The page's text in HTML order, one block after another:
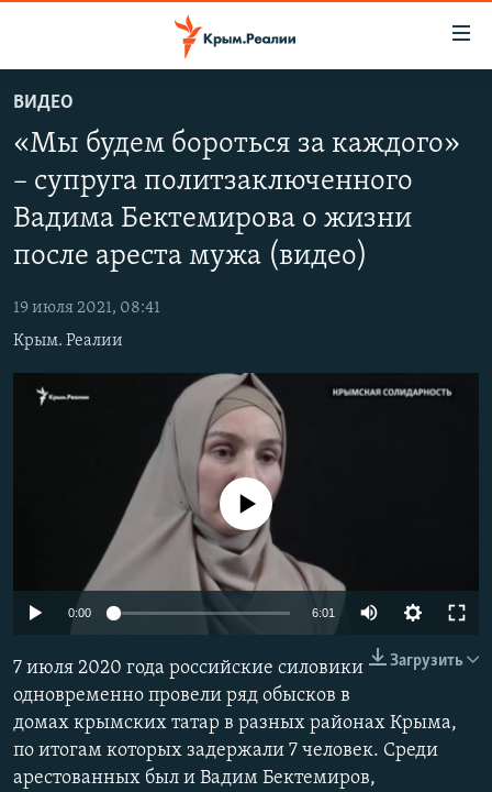
основному
содержанию
Вернутся
главной
Вернутся
НОВОСТИ
СПЕЦПРОЕКТЫ
ГРУЗ 200
КАРТА ВОЕННЫХ ОБЪЕКТОВ КРЫМА
11 ЛЕТ ОККУПАЦИИ КРЫМА. 11 ИСТОРИЙ СОПРОТИВЛЕНИЯ
ВОДА
ИСТОРИЯ
ИНТЕРАКТИВ
ТЕЛЕПРОЕКТ КРЫМ.РЕАЛИИ
СОВЕТЫ ПРАВОЗАЩИТНИКОВ
ПРОПАВШИЕ БЕЗ ВЕСТИ
ПОБЕДИТЕЛЕЙ НЕ СУДЯТ?
КРЫМ.НЕПОКОРЕННЫЙ
ELIFBE
УКРАИНСКАЯ ПРОБЛЕМА КРЫМА
РАДІО СВОБОДА
КАК ОБОЙТИ БЛОКИРОВКУ
Українською
ПРИСОЕДИНЯЙТЕСЬ!
Все сайты RFE/RL
ВИДЕО
«Мы будем бороться за каждого»
– супруга политзаключенного
Вадима Бектемирова о жизни
после ареста мужа (видео)
19 июля 2021, 08:41
Крым. Реалии
240p
No media source currently available
0:00 6:01
240p
480p
720p
Загрузить
7 июля 2020 года российские силовики
одновременно провели ряд обысков в
домах крымских татар в разных районах Крыма,
по итогам которых задержали 7 человек. Среди
арестованных был и Вадим Бектемиров,